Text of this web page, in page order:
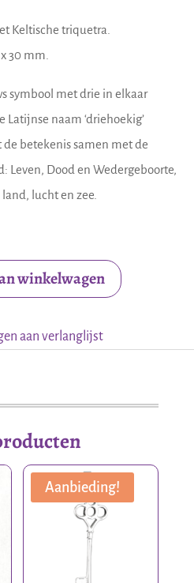
Keltische triquetra.
30 mm.
symbool met drie in elkaar
naam ‘driehoekig’
betekenis samen met de
Leven, Dood en Wedergeboorte,
lucht en zee.
winkelwagen
aan verlanglijst
Aanbieding!